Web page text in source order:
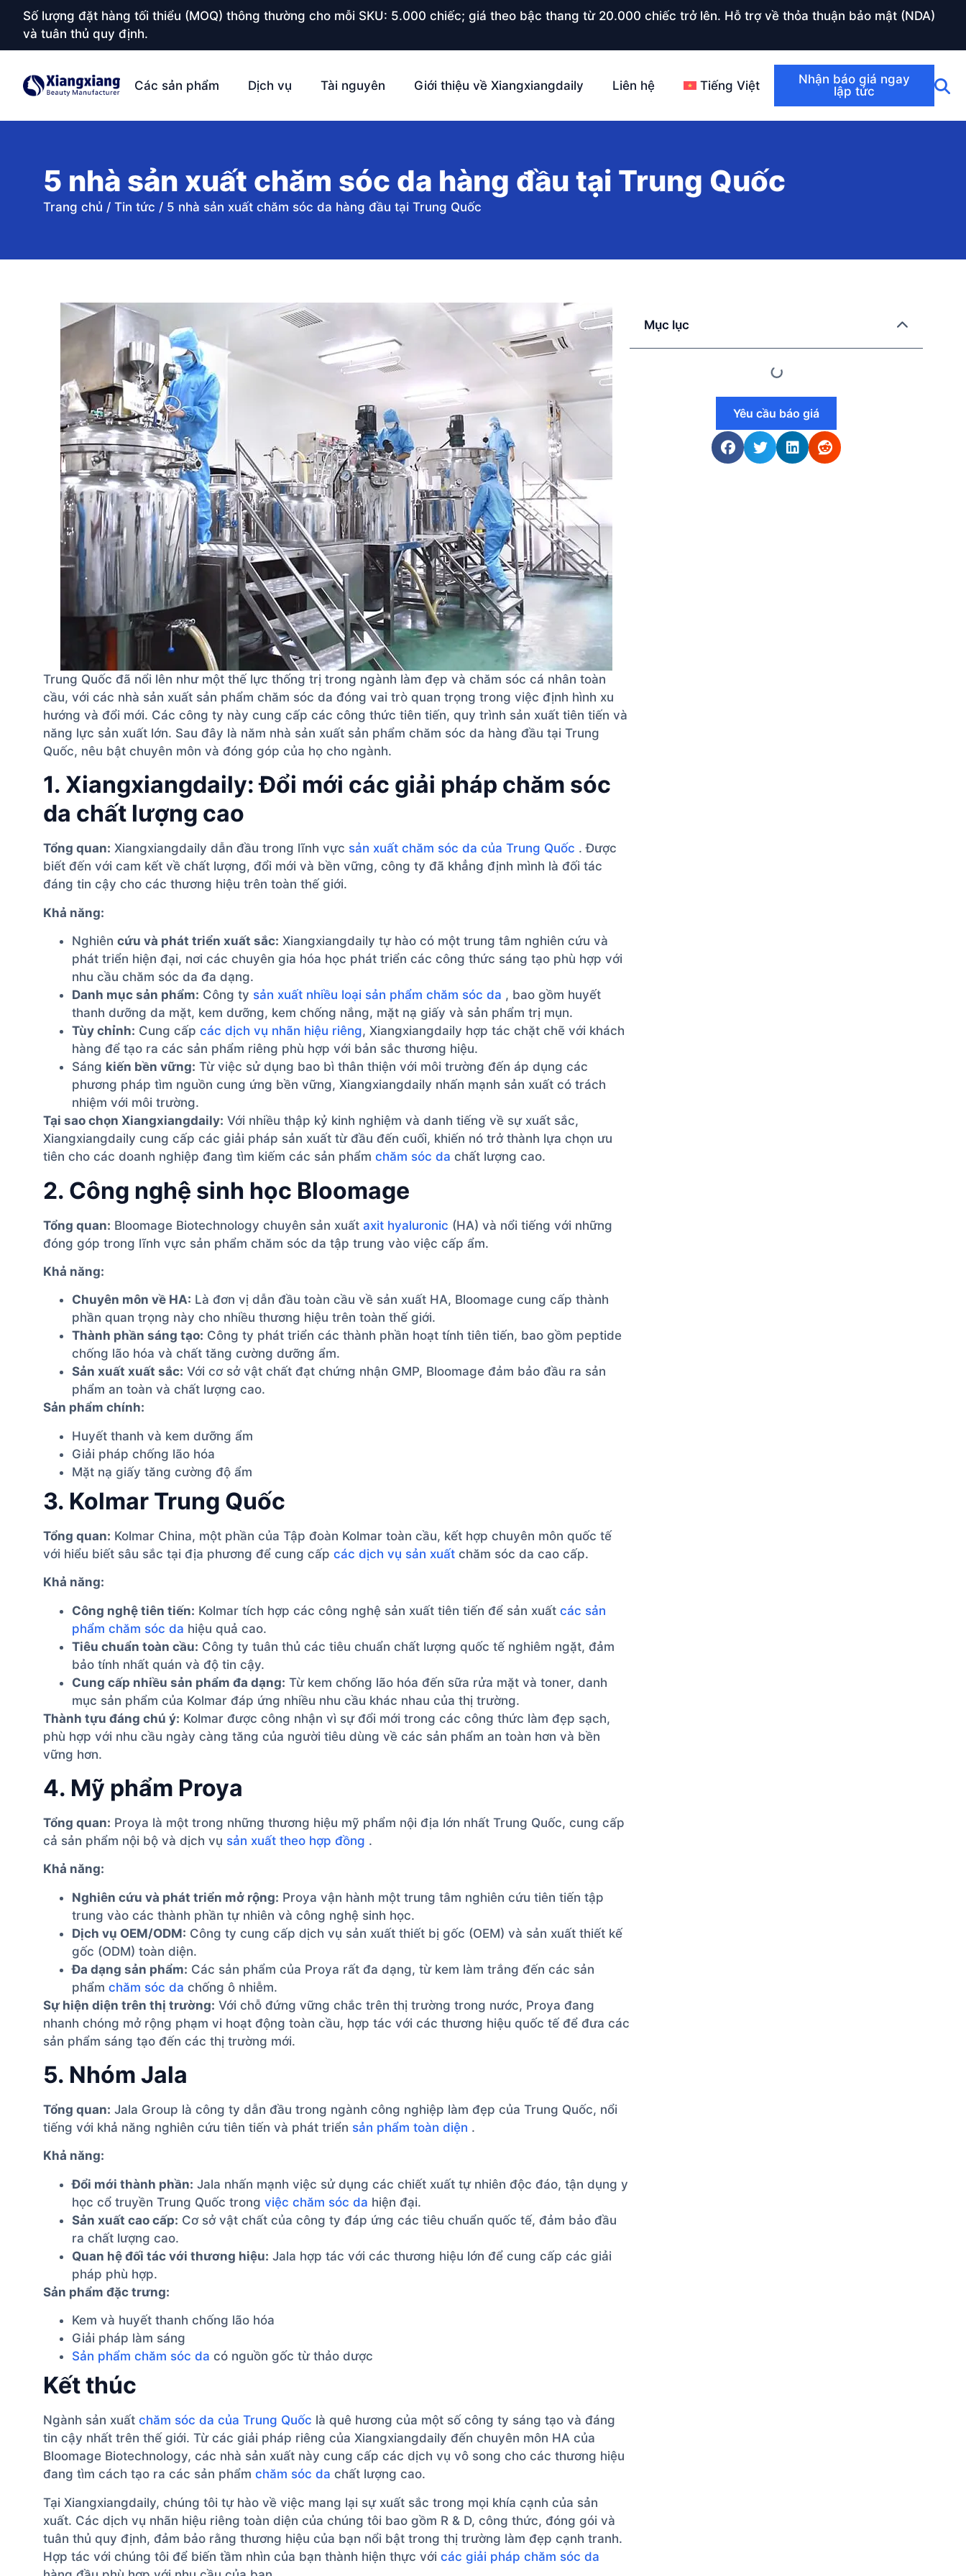
Số lượng đặt hàng tối thiểu (MOQ) thông thường cho mỗi SKU: 5.000 chiếc; giá theo bậc thang từ 20.000 chiếc trở lên. Hỗ trợ về thỏa thuận bảo mật (NDA)
và tuân thủ quy định.
Các sản phẩm Dịch vụ Tài nguyên Giới thiệu về Xiangxiangdaily Liên hệ Tiếng Việt
Nhận báo giá ngay
lập tức
5 nhà sản xuất chăm sóc da hàng đầu tại Trung Quốc
Trang chủ / Tin tức / 5 nhà sản xuất chăm sóc da hàng đầu tại Trung Quốc
Trung Quốc đã nổi lên như một thế lực thống trị trong ngành làm đẹp và chăm sóc cá nhân toàn
cầu, với các nhà sản xuất sản phẩm chăm sóc da đóng vai trò quan trọng trong việc định hình xu
hướng và đổi mới. Các công ty này cung cấp các công thức tiên tiến, quy trình sản xuất tiên tiến và
năng lực sản xuất lớn. Sau đây là năm nhà sản xuất sản phẩm chăm sóc da hàng đầu tại Trung
Quốc, nêu bật chuyên môn và đóng góp của họ cho ngành.
1. Xiangxiangdaily: Đổi mới các giải pháp chăm sóc
da chất lượng cao
Tổng quan: Xiangxiangdaily dẫn đầu trong lĩnh vực sản xuất chăm sóc da của Trung Quốc . Được
biết đến với cam kết về chất lượng, đổi mới và bền vững, công ty đã khẳng định mình là đối tác
đáng tin cậy cho các thương hiệu trên toàn thế giới.
Khả năng:
Nghiên cứu và phát triển xuất sắc: Xiangxiangdaily tự hào có một trung tâm nghiên cứu và
phát triển hiện đại, nơi các chuyên gia hóa học phát triển các công thức sáng tạo phù hợp với
nhu cầu chăm sóc da đa dạng.
Danh mục sản phẩm: Công ty sản xuất nhiều loại sản phẩm chăm sóc da , bao gồm huyết
thanh dưỡng da mặt, kem dưỡng, kem chống nắng, mặt nạ giấy và sản phẩm trị mụn.
Tùy chỉnh: Cung cấp các dịch vụ nhãn hiệu riêng, Xiangxiangdaily hợp tác chặt chẽ với khách
hàng để tạo ra các sản phẩm riêng phù hợp với bản sắc thương hiệu.
Sáng kiến bền vững: Từ việc sử dụng bao bì thân thiện với môi trường đến áp dụng các
phương pháp tìm nguồn cung ứng bền vững, Xiangxiangdaily nhấn mạnh sản xuất có trách
nhiệm với môi trường.
Tại sao chọn Xiangxiangdaily: Với nhiều thập kỷ kinh nghiệm và danh tiếng về sự xuất sắc,
Xiangxiangdaily cung cấp các giải pháp sản xuất từ đầu đến cuối, khiến nó trở thành lựa chọn ưu
tiên cho các doanh nghiệp đang tìm kiếm các sản phẩm chăm sóc da chất lượng cao.
2. Công nghệ sinh học Bloomage
Tổng quan: Bloomage Biotechnology chuyên sản xuất axit hyaluronic (HA) và nổi tiếng với những
đóng góp trong lĩnh vực sản phẩm chăm sóc da tập trung vào việc cấp ẩm.
Khả năng:
Chuyên môn về HA: Là đơn vị dẫn đầu toàn cầu về sản xuất HA, Bloomage cung cấp thành
phần quan trọng này cho nhiều thương hiệu trên toàn thế giới.
Thành phần sáng tạo: Công ty phát triển các thành phần hoạt tính tiên tiến, bao gồm peptide
chống lão hóa và chất tăng cường dưỡng ẩm.
Sản xuất xuất sắc: Với cơ sở vật chất đạt chứng nhận GMP, Bloomage đảm bảo đầu ra sản
phẩm an toàn và chất lượng cao.
Sản phẩm chính:
Huyết thanh và kem dưỡng ẩm
Giải pháp chống lão hóa
Mặt nạ giấy tăng cường độ ẩm
3. Kolmar Trung Quốc
Tổng quan: Kolmar China, một phần của Tập đoàn Kolmar toàn cầu, kết hợp chuyên môn quốc tế
với hiểu biết sâu sắc tại địa phương để cung cấp các dịch vụ sản xuất chăm sóc da cao cấp.
Khả năng:
Công nghệ tiên tiến: Kolmar tích hợp các công nghệ sản xuất tiên tiến để sản xuất các sản
phẩm chăm sóc da hiệu quả cao.
Tiêu chuẩn toàn cầu: Công ty tuân thủ các tiêu chuẩn chất lượng quốc tế nghiêm ngặt, đảm
bảo tính nhất quán và độ tin cậy.
Cung cấp nhiều sản phẩm đa dạng: Từ kem chống lão hóa đến sữa rửa mặt và toner, danh
mục sản phẩm của Kolmar đáp ứng nhiều nhu cầu khác nhau của thị trường.
Thành tựu đáng chú ý: Kolmar được công nhận vì sự đổi mới trong các công thức làm đẹp sạch,
phù hợp với nhu cầu ngày càng tăng của người tiêu dùng về các sản phẩm an toàn hơn và bền
vững hơn.
4. Mỹ phẩm Proya
Tổng quan: Proya là một trong những thương hiệu mỹ phẩm nội địa lớn nhất Trung Quốc, cung cấp
cả sản phẩm nội bộ và dịch vụ sản xuất theo hợp đồng .
Khả năng:
Nghiên cứu và phát triển mở rộng: Proya vận hành một trung tâm nghiên cứu tiên tiến tập
trung vào các thành phần tự nhiên và công nghệ sinh học.
Dịch vụ OEM/ODM: Công ty cung cấp dịch vụ sản xuất thiết bị gốc (OEM) và sản xuất thiết kế
gốc (ODM) toàn diện.
Đa dạng sản phẩm: Các sản phẩm của Proya rất đa dạng, từ kem làm trắng đến các sản
phẩm chăm sóc da chống ô nhiễm.
Sự hiện diện trên thị trường: Với chỗ đứng vững chắc trên thị trường trong nước, Proya đang
nhanh chóng mở rộng phạm vi hoạt động toàn cầu, hợp tác với các thương hiệu quốc tế để đưa các
sản phẩm sáng tạo đến các thị trường mới.
5. Nhóm Jala
Tổng quan: Jala Group là công ty dẫn đầu trong ngành công nghiệp làm đẹp của Trung Quốc, nổi
tiếng với khả năng nghiên cứu tiên tiến và phát triển sản phẩm toàn diện .
Khả năng:
Đổi mới thành phần: Jala nhấn mạnh việc sử dụng các chiết xuất tự nhiên độc đáo, tận dụng y
học cổ truyền Trung Quốc trong việc chăm sóc da hiện đại.
Sản xuất cao cấp: Cơ sở vật chất của công ty đáp ứng các tiêu chuẩn quốc tế, đảm bảo đầu
ra chất lượng cao.
Quan hệ đối tác với thương hiệu: Jala hợp tác với các thương hiệu lớn để cung cấp các giải
pháp phù hợp.
Sản phẩm đặc trưng:
Kem và huyết thanh chống lão hóa
Giải pháp làm sáng
Sản phẩm chăm sóc da có nguồn gốc từ thảo dược
Kết thúc
Ngành sản xuất chăm sóc da của Trung Quốc là quê hương của một số công ty sáng tạo và đáng
tin cậy nhất trên thế giới. Từ các giải pháp riêng của Xiangxiangdaily đến chuyên môn HA của
Bloomage Biotechnology, các nhà sản xuất này cung cấp các dịch vụ vô song cho các thương hiệu
đang tìm cách tạo ra các sản phẩm chăm sóc da chất lượng cao.
Tại Xiangxiangdaily, chúng tôi tự hào về việc mang lại sự xuất sắc trong mọi khía cạnh của sản
xuất. Các dịch vụ nhãn hiệu riêng toàn diện của chúng tôi bao gồm R & D, công thức, đóng gói và
tuân thủ quy định, đảm bảo rằng thương hiệu của bạn nổi bật trong thị trường làm đẹp cạnh tranh.
Hợp tác với chúng tôi để biến tầm nhìn của bạn thành hiện thực với các giải pháp chăm sóc da
Mục lục
Yêu cầu báo giá